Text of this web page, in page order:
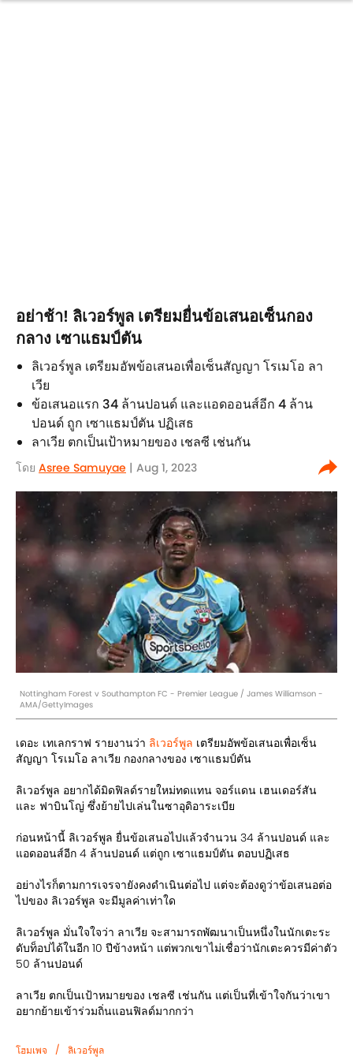
อย่าช้า! ลิเวอร์พูล เตรียมยื่นข้อเสนอเซ็นกอง
กลาง เซาแธมป์ตัน
ลิเวอร์พูล เตรียมอัพข้อเสนอเพื่อเซ็นสัญญา โรเมโอ ลา
เวีย
ข้อเสนอแรก 34 ล้านปอนด์ และแอดออนส์อีก 4 ล้าน
ปอนด์ ถูก เซาแธมป์ตัน ปฏิเสธ
ลาเวีย ตกเป็นเป้าหมายของ เชลซี เช่นกัน
โดย Asree Samuyae | Aug 1, 2023
Nottingham Forest v Southampton FC - Premier League / James Williamson -
AMA/GettyImages
เดอะ เทเลกราฟ รายงานว่า ลิเวอร์พูล เตรียมอัพข้อเสนอเพื่อเซ็น
สัญญา โรเมโอ ลาเวีย กองกลางของ เซาแธมป์ตัน
ลิเวอร์พูล อยากได้มิดฟิลด์รายใหม่ทดแทน จอร์แดน เฮนเดอร์สัน
และ ฟาบินโญ่ ซึ่งย้ายไปเล่นในซาอุดิอาระเบีย
ก่อนหน้านี้ ลิเวอร์พูล ยื่นข้อเสนอไปแล้วจำนวน 34 ล้านปอนด์ และ
แอดออนส์อีก 4 ล้านปอนด์ แต่ถูก เซาแธมป์ตัน ตอบปฏิเสธ
อย่างไรก็ตามการเจรจายังคงดำเนินต่อไป แต่จะต้องดูว่าข้อเสนอต่อ
ไปของ ลิเวอร์พูล จะมีมูลค่าเท่าใด
ลิเวอร์พูล มั่นใจใจว่า ลาเวีย จะสามารถพัฒนาเป็นหนึ่งในนักเตะระ
ดับท็อปได้ในอีก 10 ปีข้างหน้า แต่พวกเขาไม่เชื่อว่านักเตะควรมีค่าตัว
50 ล้านปอนด์
ลาเวีย ตกเป็นเป้าหมายของ เชลซี เช่นกัน แต่เป็นที่เข้าใจกันว่าเขา
อยากย้ายเข้าร่วมถิ่นแอนฟิลด์มากกว่า
โฮมเพจ / ลิเวอร์พูล